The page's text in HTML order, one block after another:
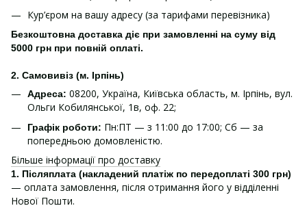
Кур’єром на вашу адресу (за тарифами перевізника)
Безкоштовна доставка діє при замовленні на суму від
5000 грн при повній оплаті.
2. Самовивіз (м. Ірпінь)
Адреса: 08200, Україна, Київська область, м. Ірпінь, вул.
Ольги Кобилянської, 1в, оф. 22;
Графік роботи: Пн:ПТ — з 11:00 до 17:00; Сб — за
попередньою домовленістю.
Більше інформації про доставку
1. Післяплата (накладений платіж по передоплаті 300 грн)
— оплата замовлення, після отримання його у відділенні
Нової Пошти.